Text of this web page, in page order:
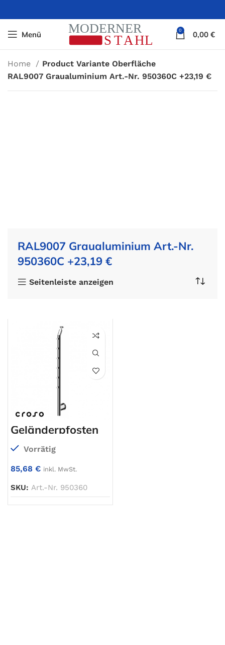
Menü 0 0,00 €
Home
Product Variante Oberfläche
RAL9007 Graualuminium Art.-Nr. 950360C +23,19 €
RAL9007 Graualuminium Art.-Nr.
950360C +23,19 €
Seitenleiste anzeigen
Geländerpfosten
Vorrätig
85,68 € inkl. MwSt.
SKU: Art.-Nr. 950360